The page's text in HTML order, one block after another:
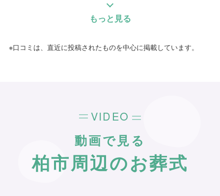
所にも配慮いただき、家族葬ならではの思い出
を語り合える場を用意していただけたことに大
信を持ってお勧めできます。
打ち合わせの対応
ご葬儀当日の対応 5
もっと見る
※口コミは、直近に投稿されたものを中心に掲載しています。
VIDEO
動画で見る
柏市周辺のお葬式